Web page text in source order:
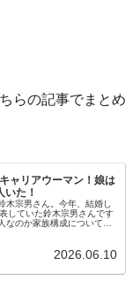
らの記事でまとめ
ャリアウーマン！娘は
た！
木宗男さん。今年、結婚し
していた鈴木宗男さんです
なのか家族構成について調
2026.06.10